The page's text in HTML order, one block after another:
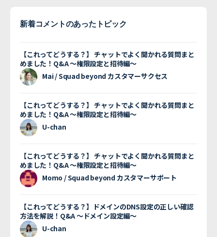
新着コメントのあったトピック
【これってどうする？】 チャットでよく聞かれる質問まと
めました！Q&A 〜権限設定と招待編〜
Mai / Squad beyond カスタマーサクセス
【これってどうする？】 チャットでよく聞かれる質問まと
めました！Q&A 〜権限設定と招待編〜
U-chan
【これってどうする？】 チャットでよく聞かれる質問まと
めました！Q&A 〜権限設定と招待編〜
Momo / Squad beyond カスタマーサポート
【これってどうする？】ドメインのDNS設定の正しい確認
方法を解説！Q&A 〜ドメイン設定編〜
U-chan